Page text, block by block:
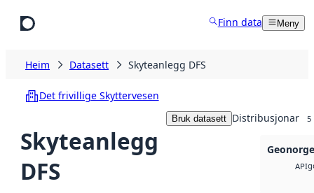
Finn data Meny
Heim Datasett Skyteanlegg DFS
Det frivillige Skyttervesen
Skyteanlegg
DFS
Bruk datasett Distribusjonar 5
API